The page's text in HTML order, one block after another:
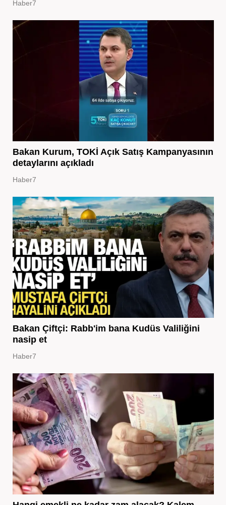
Haber7
Bakan Kurum, TOKİ Açık Satış Kampanyasının
detaylarını açıkladı
Haber7
Bakan Çiftçi: Rabb'im bana Kudüs Valiliğini
nasip et
Haber7